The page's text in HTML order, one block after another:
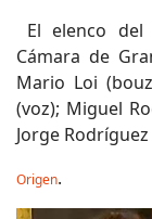
El elenco
Cámara de
Mario Loi
(voz); Miguel
Jorge
Origen.